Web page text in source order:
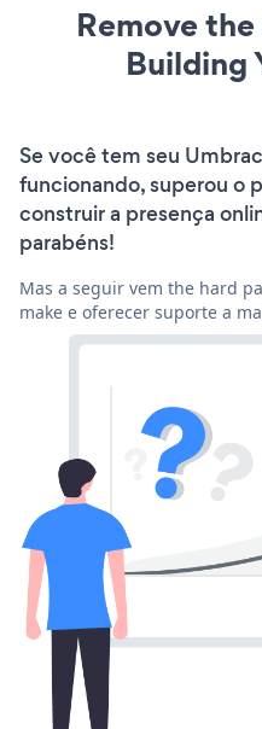
Remove
Building
Se você tem seu
funcionando, superou o
construir a presença
parabéns!
Mas a seguir vem the hard
make e oferecer suporte a